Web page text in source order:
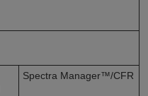
Spectra Manager™/CFR